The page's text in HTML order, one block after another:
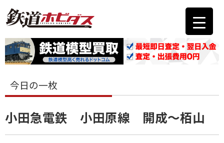
今日の一枚
小田急電鉄 小田原線 開成～栢山